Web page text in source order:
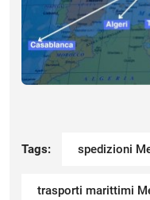
Tags: spedizioni
trasporti marittimi